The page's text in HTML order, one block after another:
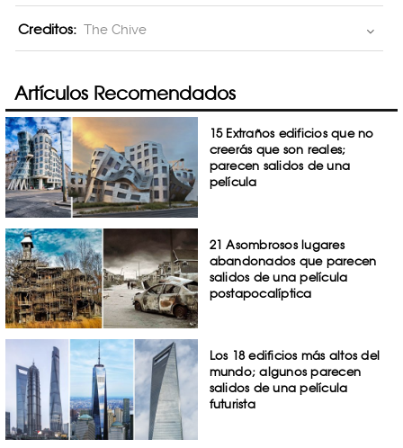
Creditos: The Chive
Artículos Recomendados
15 Extraños edificios que no
creerás que son reales;
parecen salidos de una
película
21 Asombrosos lugares
abandonados que parecen
salidos de una película
postapocalíptica
Los 18 edificios más altos del
mundo; algunos parecen
salidos de una película
futurista